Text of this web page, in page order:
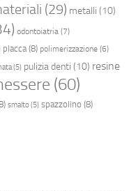
(29) metalli (10)
odontoiatria (7)
placca(8) polimerizzazione (6)
(5) pulizia denti (10) resine
(60)
smalto(5) spazzolino (8)